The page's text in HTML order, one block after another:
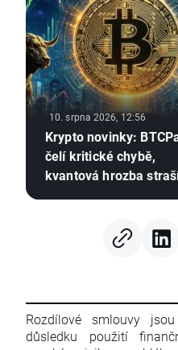
10. srpna 2026, 12:56
Krypto novinky:
čelí kritické chybě,
kvantová hrozba
tokenizované zlato ₿
Rozdílové smlouvy
důsledku použití